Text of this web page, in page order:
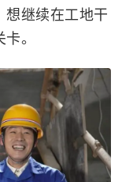
想继续在工地干
。